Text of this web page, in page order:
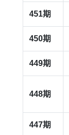
451期
450期
449期
448期
447期